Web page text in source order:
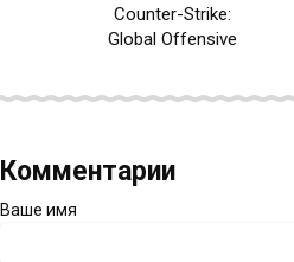
Counter-Strike:
Global Offensive
Комментарии
Ваше имя